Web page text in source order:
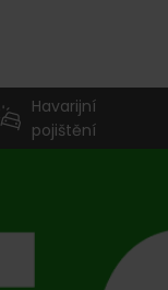
Havarijní
pojištění